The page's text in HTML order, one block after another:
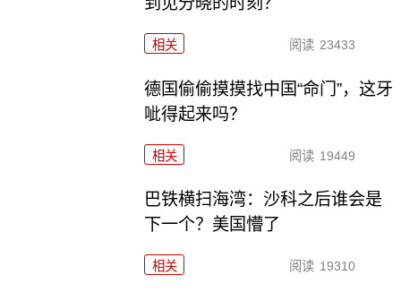
相关 阅读 23433
德国偷偷摸摸找中国“命门”，这牙
呲得起来吗？
相关 阅读 19449
巴铁横扫海湾：沙科之后谁会是
下一个？美国懵了
相关 阅读 19310